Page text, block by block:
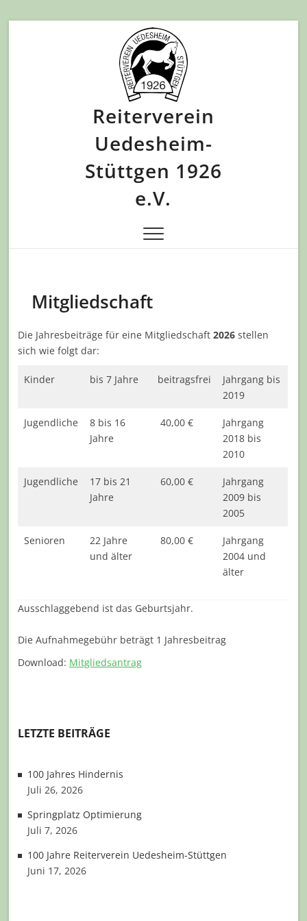
Reiterverein
Uedesheim-
Stüttgen 1926
e.V.
Mitgliedschaft
Die Jahresbeiträge für eine Mitgliedschaft2026 stellen
sich wie folgt dar:
Kinder bis 7 Jahre beitragsfrei
Jahrgang bis
2019
Jugendliche
8 bis 16
Jahre
40,00 €
Jahrgang
2018 bis
2010
Jugendliche
17 bis 21
Jahre
60,00 €
Jahrgang
2009 bis
2005
Senioren
22 Jahre
und älter
80,00 €
Jahrgang
2004 und
älter
Ausschlaggebend ist das Geburtsjahr.
Die Aufnahmegebühr beträgt 1 Jahresbeitrag
Download: Mitgliedsantrag
LETZTE BEITRÄGE
100 Jahres Hindernis
Juli 26, 2026
Springplatz Optimierung
Juli 7, 2026
100 Jahre Reiterverein Uedesheim-Stüttgen
Juni 17, 2026